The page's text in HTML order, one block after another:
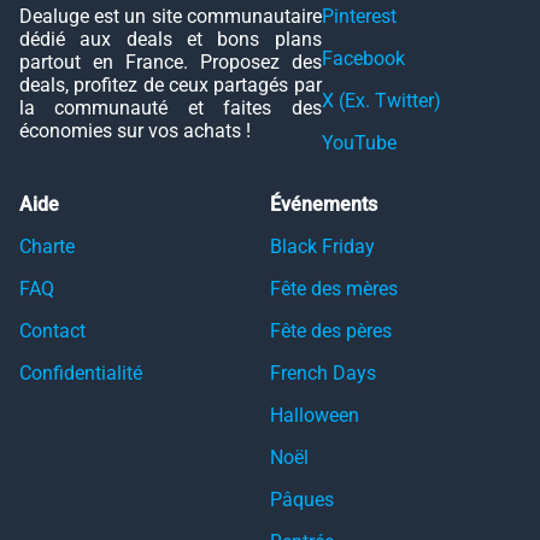
Dealuge est un site communautaire
dédié aux deals et bons plans
partout en France. Proposez des
deals, profitez de ceux partagés par
la communauté et faites des
économies sur vos achats !
Pinterest
Facebook
X (Ex. Twitter)
YouTube
Aide
Charte
FAQ
Contact
Confidentialité
Événements
Black Friday
Fête des mères
Fête des pères
French Days
Halloween
Noël
Pâques